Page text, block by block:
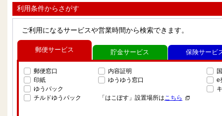
利用条件からさがす
ご利用になるサービスや営業時間から検索できます。
郵便サービス
郵便窓口
印紙
ゆうパック
チルドゆうパック
内容証明
ゆうゆう窓口
「はこぽす」設置場所はこちら
e
貯金サービス 保険サービ